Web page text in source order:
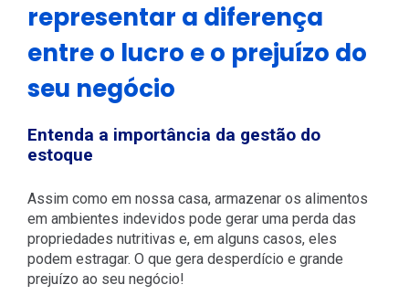
representar a diferença
entre o lucro e o prejuízo do
seu negócio
Entenda a importância da gestão do
estoque
Assim como em nossa casa, armazenar os alimentos
em ambientes indevidos pode gerar uma perda das
propriedades nutritivas e, em alguns casos, eles
podem estragar. O que gera desperdício e grande
prejuízo ao seu negócio!